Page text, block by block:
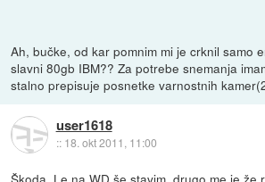
Ah, bučke, od kar pomnim mi je crknil samo
slavni 80gb IBM?? Za potrebe snemanja
stalno prepisuje posnetke varnostnih
user1618
:: 18. okt 2011, 11:00
Škoda. Le na WD še stavim, drugo me je že